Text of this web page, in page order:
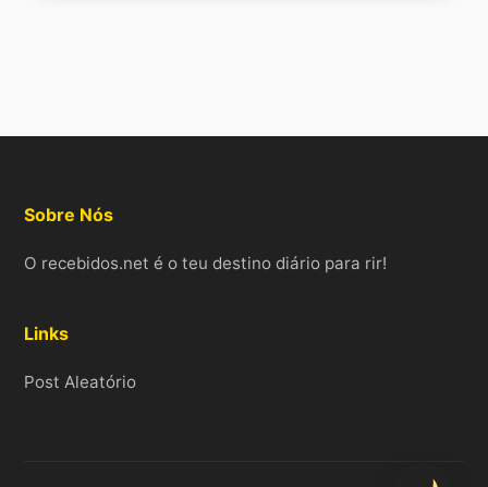
Sobre Nós
O recebidos.net é o teu destino diário para rir!
Links
Post Aleatório